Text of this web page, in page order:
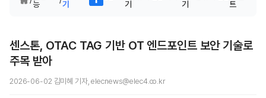
능
기
센스톤, OTAC TAG 기반 OT 엔드포인트 보안 기술로
주목 받아
2026-06-02 김미혜 기자, elecnews@elec4.co.kr